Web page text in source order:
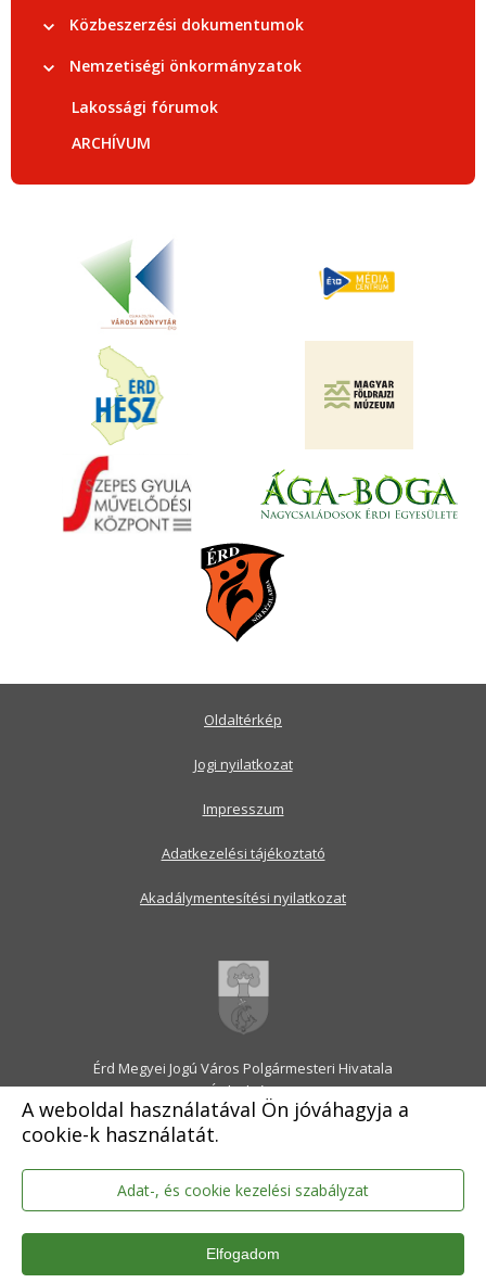
A weboldal használatával Ön jóváhagyja a
cookie-k használatát.
Adat-, és cookie kezelési szabályzat
Elfogadom
Közbeszerzési dokumentumok
Nemzetiségi önkormányzatok
Lakossági fórumok
ARCHÍVUM
Érd Megyei Jogú Város Polgármesteri Hivatala
2030 Érd, Alsó utca 1.
Levélcím: 2031 Érd, Pf.: 31
E-mail:onkormanyzat@erd.hu
Telefonközpont:06-23-522-300
Ügyfélszolgálat:06-23-522-301
Hivatali Kapu: ERDPH
KRID szám: 707189964
Oldaltérkép
Jogi nyilatkozat
Impresszum
Adatkezelési tájékoztató
Akadálymentesítési nyilatkozat